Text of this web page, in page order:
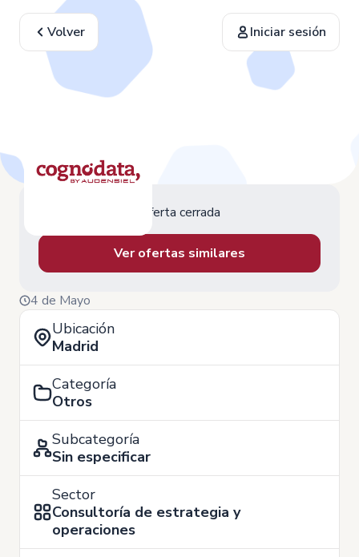
Volver Iniciar sesión
Oferta cerrada
Ver ofertas similares
4 de Mayo
Ubicación
Madrid
Categoría
Otros
Subcategoría
Sin especificar
Sector
Consultoría de estrategia y
operaciones